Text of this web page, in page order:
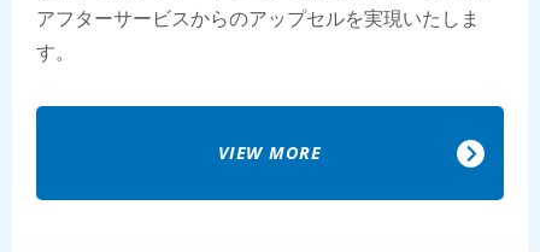
アフターサービスからのアップセルを実現いたしま
す。
VIEW MORE